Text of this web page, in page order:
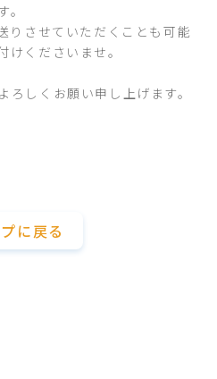
りさせていただくことも可能
けくださいませ。
しくお願い申し上げます。
に戻る